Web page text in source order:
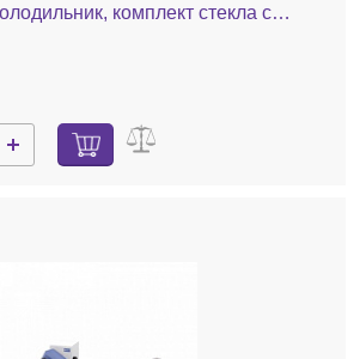
комплект стекла c